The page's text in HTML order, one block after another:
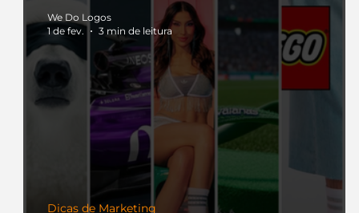
Dicas de Marketing
We Do Logos
1 de fev.
3 min de leitura